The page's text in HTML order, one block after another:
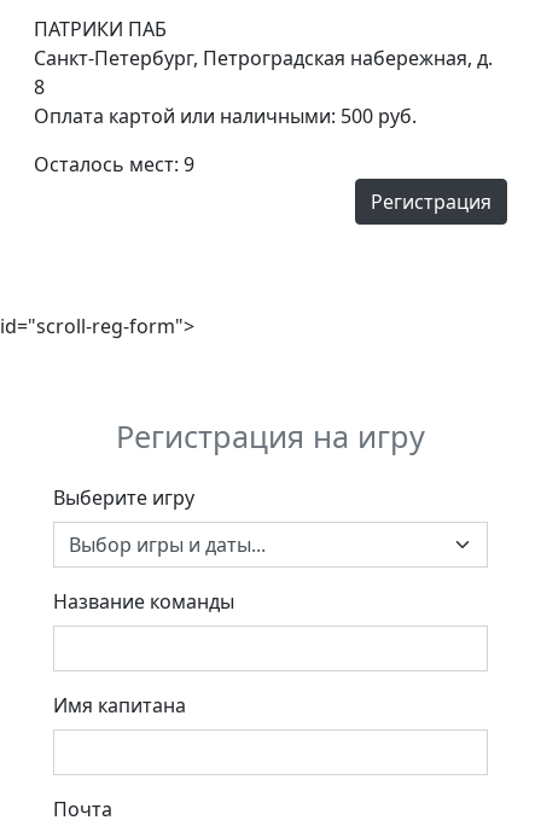
ПАТРИКИ ПАБ
Санкт-Петербург, Петроградская набережная, д.
8
Оплата картой или наличными: 500 руб.
Осталось мест: 9
Регистрация
id="scroll-reg-form">
Регистрация на игру
Выберите игру
Название команды
Имя капитана
Почта